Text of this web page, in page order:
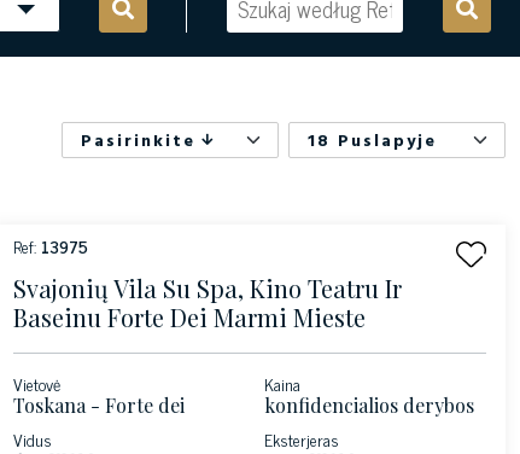
Pasirinkite 18 Puslapyje
Ref: 13975
Svajonių Vila Su Spa, Kino Teatru Ir
Baseinu Forte Dei Marmi Mieste
Vietovė
Toskana - Forte dei
Kaina
konfidencialios derybos
Vidus Eksterjeras